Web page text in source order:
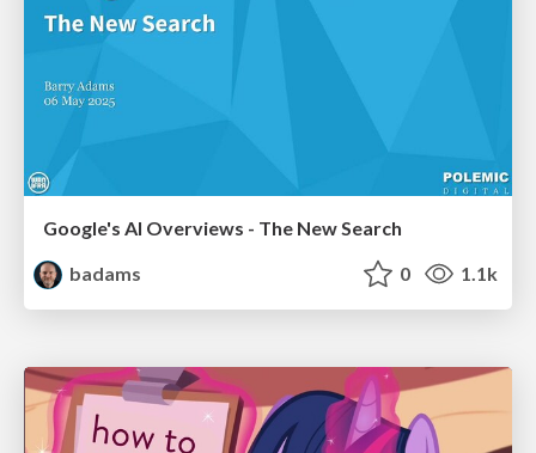
Google's AI Overviews - The New Search
badams
0 1.1k